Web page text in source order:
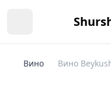
Вино Вино